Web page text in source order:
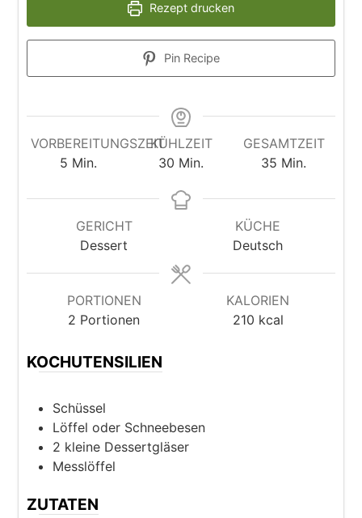
Rezept drucken
Pin Recipe
VORBEREITUNGSZEIT
5Minuten
Min.
KÜHLZEIT
30 Minuten
Min.
GESAMTZEIT
35 Minuten
Min.
GERICHT
Dessert
KÜCHE
Deutsch
PORTIONEN
2 Portionen
KALORIEN
210 kcal
KOCHUTENSILIEN
Schüssel
Löffel oder Schneebesen
2 kleine Dessertgläser
Messlöffel
ZUTATEN